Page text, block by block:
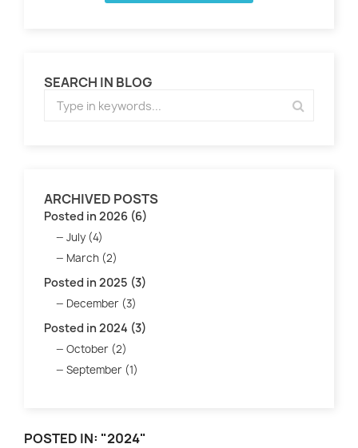
SEARCH IN BLOG
ARCHIVED POSTS
Posted in 2026 (6)
July (4)
March (2)
Posted in 2025 (3)
December (3)
Posted in 2024 (3)
October (2)
September (1)
POSTED IN: "2024"